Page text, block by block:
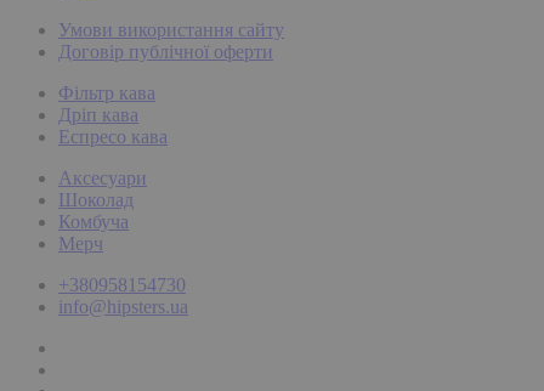
Умови використання сайту
Договір публічної оферти
Фільтр кава
Дріп кава
Еспресо кава
Аксесуари
Шоколад
Комбуча
Мерч
+380958154730
info@hipsters.ua